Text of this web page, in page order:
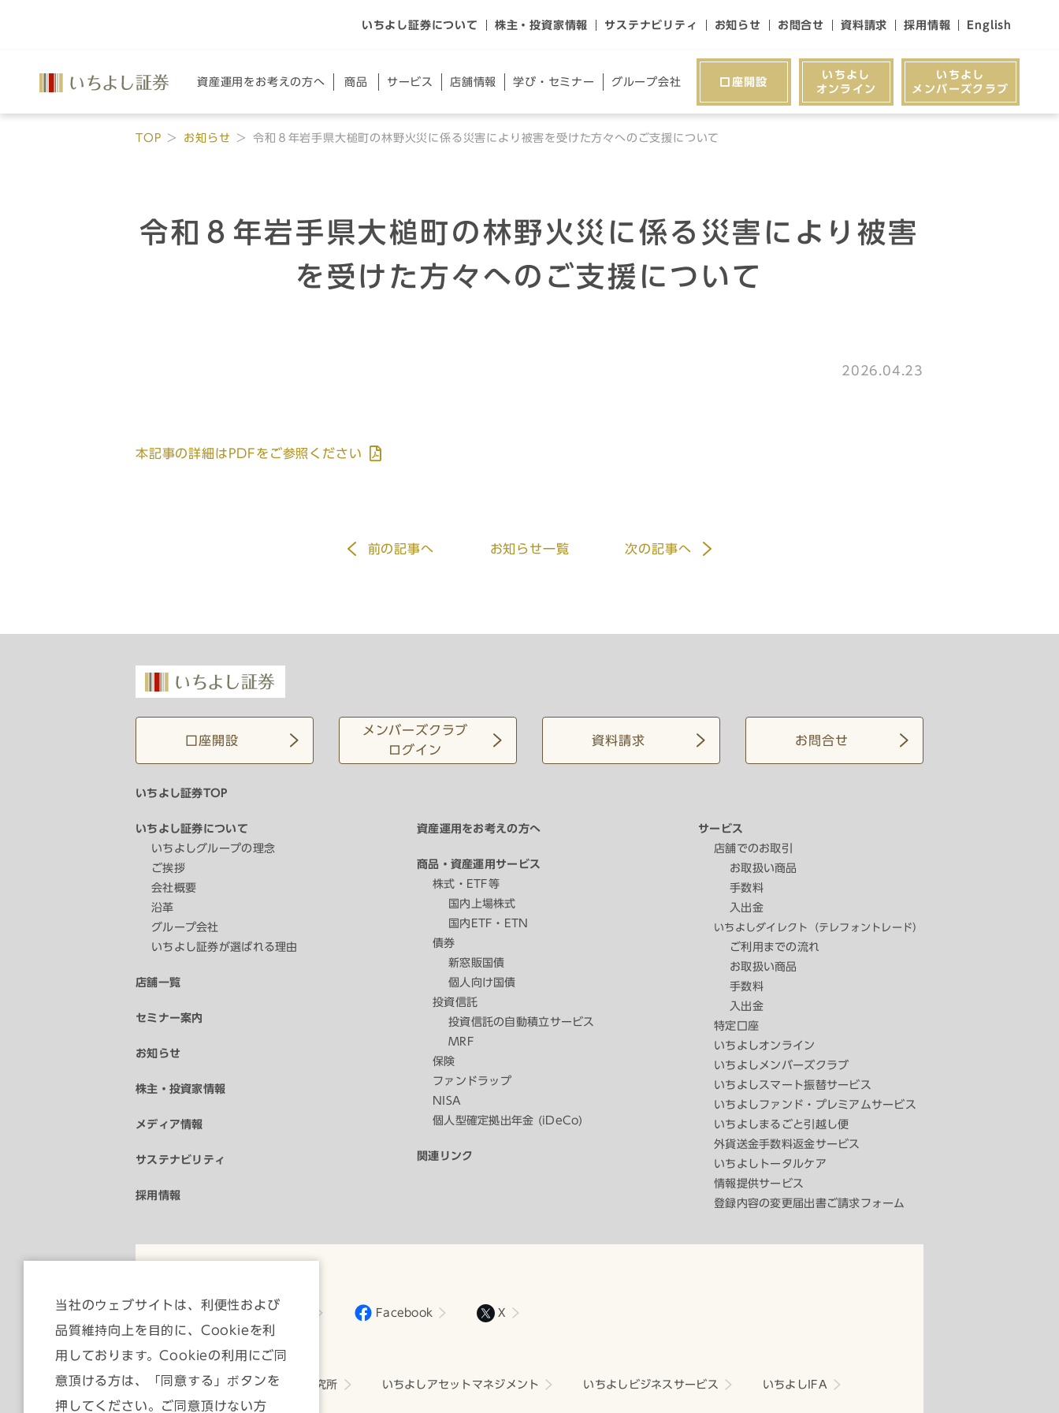
いちよし証券について 株主・投資家情報 サステナビリティ お知らせ お問合せ 資料請求 採用情報 English
資産運用を お考えの方へ 商品 サー ビス 店舗情報 学び・ セミナー グループ会社 口座開設
いちよし
オンライン
いちよし
メンバーズクラブ
TOP お知らせ 令和８年岩手県大槌町の林野火災に係る災害により被害を受けた方々へのご支援について
令和８年岩手県大槌町の林野火災に係る災害により被害
を受けた方々へのご支援について
2026.04.23
本記事の詳細はPDFをご参照ください
前の記事へ お知らせ一覧 次の記事へ
口座開設
メンバーズクラブ
ログイン
資料請求 お問合せ
いちよし証券TOP
いちよし証券について
いちよしグループの理念
ご挨拶
会社概要
沿革
グループ会社
いちよし証券が選ばれる理由
店舗一覧
セミナー案内
お知らせ
株主・投資家情報
メディア情報
サステナビリティ
採用情報
資産運用をお考えの方へ
商品・資産運用サービス
株式・ETF等
国内上場株式
国内ETF・ETN
債券
新窓販国債
個人向け国債
投資信託
投資信託の自動積立サービス
MRF
保険
ファンドラップ
NISA
個人型確定拠出年金 (iDeCo)
関連リンク
サービス
店舗でのお取引
お取扱い商品
手数料
入出金
いちよしダイレクト（テレフォントレード）
ご利用までの流れ
お取扱い商品
手数料
入出金
特定口座
いちよしオンライン
いちよしメンバーズクラブ
いちよしスマート振替サービス
いちよしファンド・プレミアムサービス
いちよしまるごと引越し便
外貨送金手数料返金サービス
いちよしトータルケア
情報提供サービス
登録内容の変更届出書ご請求フォーム
YouTube Facebook X
グループ会社
いちよし経済研究所 いちよしアセットマネジメント いちよしビジネスサービス いちよしIFA
当社のウェブサイトは、利便性および
品質維持向上を目的に、Cookieを利
用しております。Cookieの利用にご同
意頂ける方は、「同意する」ボタンを
押してください。ご同意頂けない方